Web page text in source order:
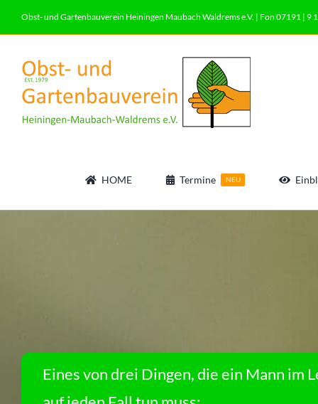
Obst- und Gartenbauverein Heiningen Maubach Waldrems e.V. | Fon 07191 | 9
HOME Termine NEU
Eines von drei Dingen, die ein Mann im